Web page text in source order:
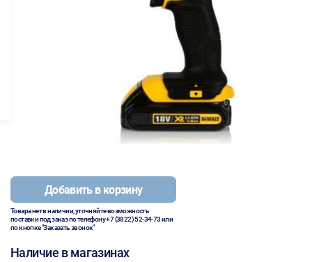
Добавить в корзину
Товара нет в наличии, уточняйте возможность
поставки под заказ по телефону+7 (3822) 52-34-73или
по кнопке "Заказать звонок"
Наличие в магазинах